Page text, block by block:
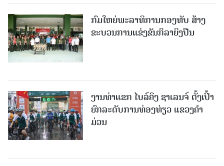
ກົມໃຫຍ່ພະລາທິການກອງທັບ ສ້າງ
ຂະບວນການແຂ່ງຂັນກິລາຍິງປືນ
ງານທ່າແຂກ ໄບລ໌ຄິງ ຊາເລນຈ໌ ຕັ້ງເປົ້າ
ຍົກລະດັບການທ່ອງທ່ຽວ ແຂວງຄໍາ
ມ່ວນ